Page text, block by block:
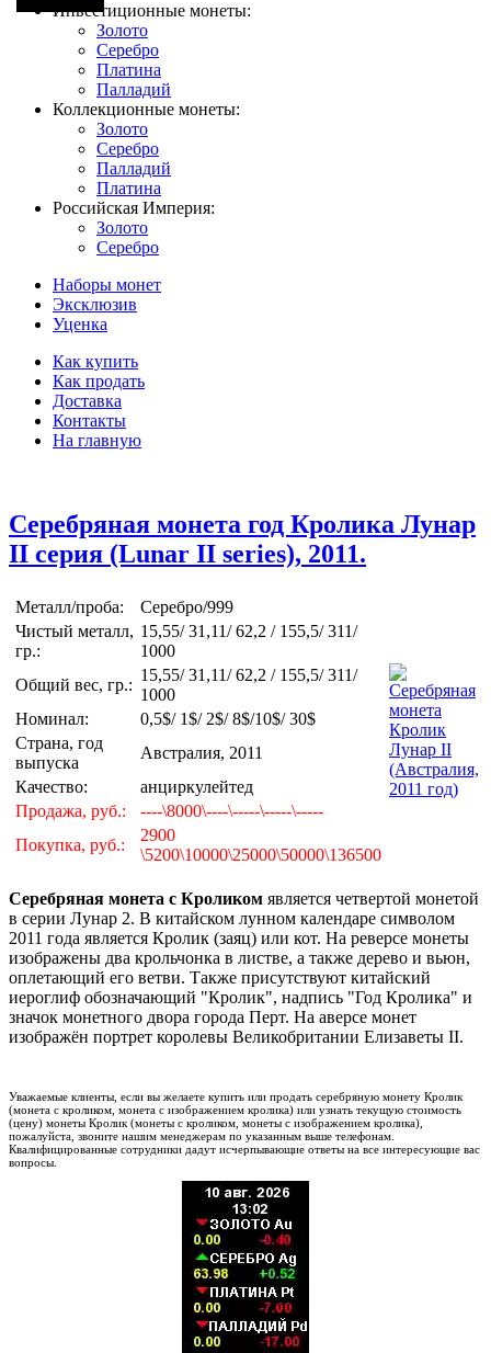
Инвестиционные монеты:
Золото
Серебро
Платина
Палладий
Коллекционные монеты:
Золото
Серебро
Палладий
Платина
Российская Империя:
Золото
Серебро
Наборы монет
Эксклюзив
Уценка
Как купить
Как продать
Доставка
Контакты
На главную
Серебряная монета год Кролика Лунар
II серия (Lunar II series), 2011.
Металл/проба:
Серебро/999
Чистый металл,
гр.:
15,55/ 31,11/ 62,2 / 155,5/ 311/
1000
Общий вес, гр.:
15,55/ 31,11/ 62,2 / 155,5/ 311/
1000
Номинал:
0,5$/ 1$/ 2$/ 8$/10$/ 30$
Страна, год
выпуска
Австралия, 2011
Качество:
анциркулейтед
Продажа, руб.:
----\8000\----\-----\-----\-----
Покупка, руб.:
2900
\5200\10000\25000\50000\136500
Серебряная монета с Кроликом является четвертой монетой
в серии Лунар 2. В китайском лунном календаре символом
2011 года является Кролик (заяц) или кот. На реверсе монеты
изображены два крольчонка в листве, а также дерево и вьюн,
оплетающий его ветви. Также присутствуют китайский
иероглиф обозначающий "Кролик", надпись "Год Кролика" и
значок монетного двора города Перт. На аверсе монет
изображён портрет королевы Великобритании Елизаветы II.
Уважаемые клиенты, если вы желаете купить или продать серебряную монету Кролик
(монета с кроликом, монета с изображением кролика) или узнать текущую стоимость
(цену) монеты Кролик (монеты с кроликом, монеты с изображением кролика),
пожалуйста, звоните нашим менеджерам по указанным выше телефонам.
Квалифицированные сотрудники дадут исчерпывающие ответы на все интересующие вас
вопросы.